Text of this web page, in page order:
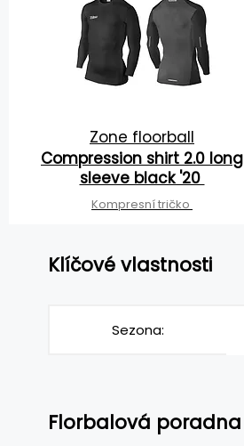
Zone floorball
Compression shirt 2.0 long
sleeve black '20
Kompresní tričko
Klíčové vlastnosti
Sezona:
Florbalová poradna